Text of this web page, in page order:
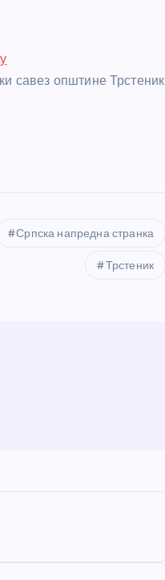
савез општине Трстеник
Српска напредна странка
Трстеник